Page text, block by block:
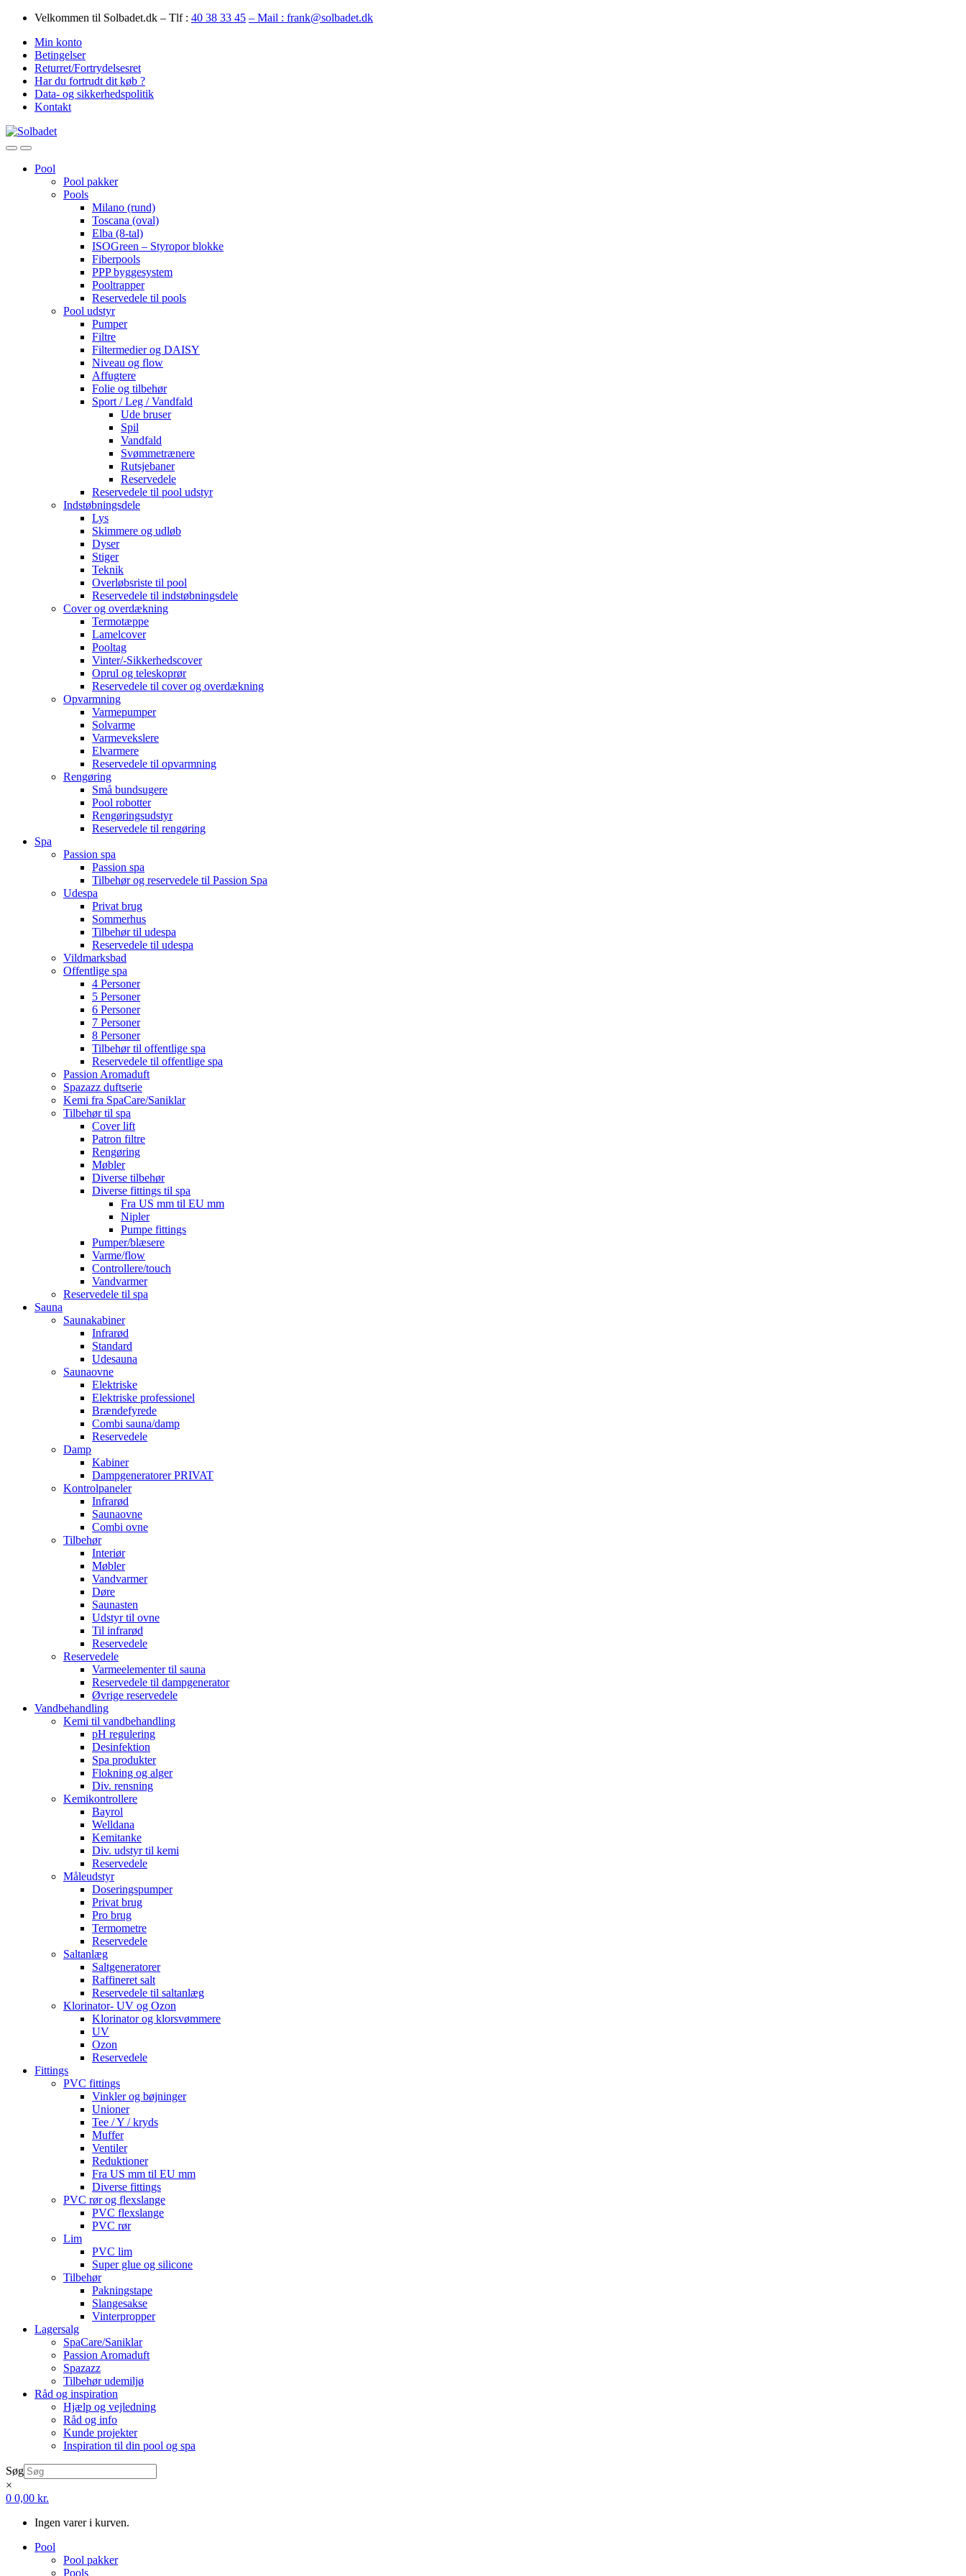
Skip
navigation
Skip
content
Velkommen til Solbadet.dk – Tlf : 40 38 33 45 – Mail : frank@solbadet.dk
Min konto
Betingelser
Returret/Fortrydelsesret
Har du fortrudt dit køb ?
Data- og sikkerhedspolitik
Kontakt
OpenClose
Pool
Pool pakker
Pools
Milano (rund)
Toscana (oval)
Elba (8-tal)
ISOGreen – Styropor blokke
Fiberpools
PPP byggesystem
Pooltrapper
Reservedele til pools
Pool udstyr
Pumper
Filtre
Filtermedier og DAISY
Niveau og flow
Affugtere
Folie og tilbehør
Sport / Leg / Vandfald
Ude bruser
Spil
Vandfald
Svømmetrænere
Rutsjebaner
Reservedele
Reservedele til pool udstyr
Indstøbningsdele
Lys
Skimmere og udløb
Dyser
Stiger
Teknik
Overløbsriste til pool
Reservedele til indstøbningsdele
Cover og overdækning
Termotæppe
Lamelcover
Pooltag
Vinter/-Sikkerhedscover
Oprul og teleskoprør
Reservedele til cover og overdækning
Opvarmning
Varmepumper
Solvarme
Varmevekslere
Elvarmere
Reservedele til opvarmning
Rengøring
Små bundsugere
Pool robotter
Rengøringsudstyr
Reservedele til rengøring
Spa
Passion spa
Passion spa
Tilbehør og reservedele til Passion Spa
Udespa
Privat brug
Sommerhus
Tilbehør til udespa
Reservedele til udespa
Vildmarksbad
Offentlige spa
4 Personer
5 Personer
6 Personer
7 Personer
8 Personer
Tilbehør til offentlige spa
Reservedele til offentlige spa
Passion Aromaduft
Spazazz duftserie
Kemi fra SpaCare/Saniklar
Tilbehør til spa
Cover lift
Patron filtre
Rengøring
Møbler
Diverse tilbehør
Diverse fittings til spa
Fra US mm til EU mm
Nipler
Pumpe fittings
Pumper/blæsere
Varme/flow
Controllere/touch
Vandvarmer
Reservedele til spa
Sauna
Saunakabiner
Infrarød
Standard
Udesauna
Saunaovne
Elektriske
Elektriske professionel
Brændefyrede
Combi sauna/damp
Reservedele
Damp
Kabiner
Dampgeneratorer PRIVAT
Kontrolpaneler
Infrarød
Saunaovne
Combi ovne
Tilbehør
Interiør
Møbler
Vandvarmer
Døre
Saunasten
Udstyr til ovne
Til infrarød
Reservedele
Reservedele
Varmeelementer til sauna
Reservedele til dampgenerator
Øvrige reservedele
Vandbehandling
Kemi til vandbehandling
pH regulering
Desinfektion
Spa produkter
Flokning og alger
Div. rensning
Kemikontrollere
Bayrol
Welldana
Kemitanke
Div. udstyr til kemi
Reservedele
Måleudstyr
Doseringspumper
Privat brug
Pro brug
Termometre
Reservedele
Saltanlæg
Saltgeneratorer
Raffineret salt
Reservedele til saltanlæg
Klorinator- UV og Ozon
Klorinator og klorsvømmere
UV
Ozon
Reservedele
Fittings
PVC fittings
Vinkler og bøjninger
Unioner
Tee / Y / kryds
Muffer
Ventiler
Reduktioner
Fra US mm til EU mm
Diverse fittings
PVC rør og flexslange
PVC flexslange
PVC rør
Lim
PVC lim
Super glue og silicone
Tilbehør
Pakningstape
Slangesakse
Vinterpropper
Lagersalg
SpaCare/Saniklar
Passion Aromaduft
Spazazz
Tilbehør udemiljø
Råd og inspiration
Hjælp og vejledning
Råd og info
Kunde projekter
Inspiration til din pool og spa
Søg
×
0 0,00 kr.
Ingen varer i kurven.
Pool
Pool pakker
Pools